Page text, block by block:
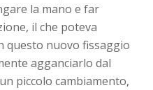
la mano e far
il che poteva
questo nuovo fissaggio
agganciarlo dal
piccolo cambiamento,